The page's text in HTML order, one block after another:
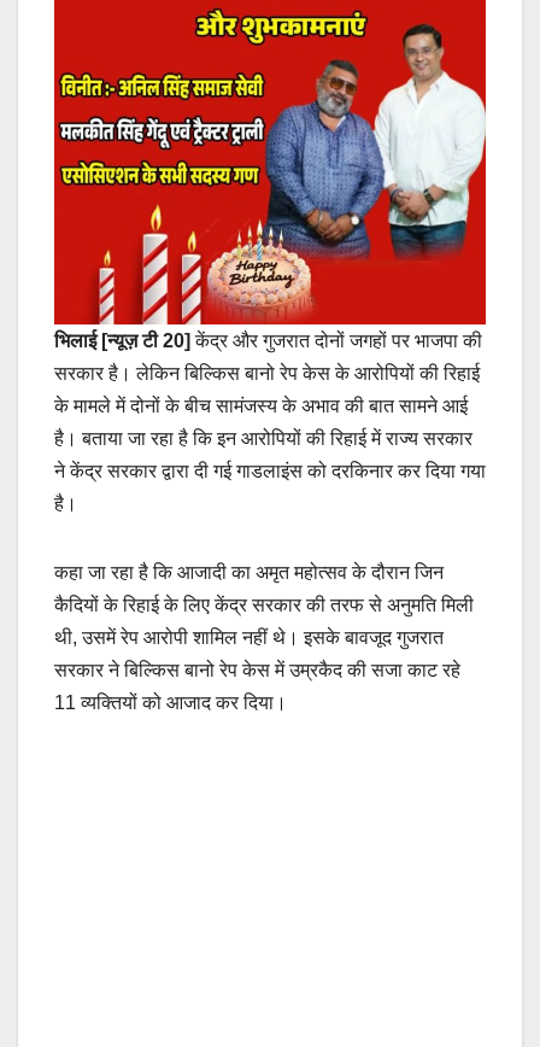
भिलाई [न्यूज़ टी 20]केंद्र और गुजरात दोनों जगहों पर भाजपा की
सरकार है। लेकिन बिल्किस बानो रेप केस के आरोपियों की रिहाई
के मामले में दोनों के बीच सामंजस्य के अभाव की बात सामने आई
है। बताया जा रहा है कि इन आरोपियों की रिहाई में राज्य सरकार
ने केंद्र सरकार द्वारा दी गई गाडलाइंस को दरकिनार कर दिया गया
है।
कहा जा रहा है कि आजादी का अमृत महोत्सव के दौरान जिन
कैदियों के रिहाई के लिए केंद्र सरकार की तरफ से अनुमति मिली
थी, उसमें रेप आरोपी शामिल नहीं थे। इसके बावजूद गुजरात
सरकार ने बिल्किस बानो रेप केस में उम्रकैद की सजा काट रहे
11 व्यक्तियों को आजाद कर दिया।